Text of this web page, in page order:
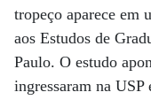
tropeço aparece em
aos Estudos de
Paulo. O estudo
ingressaram na